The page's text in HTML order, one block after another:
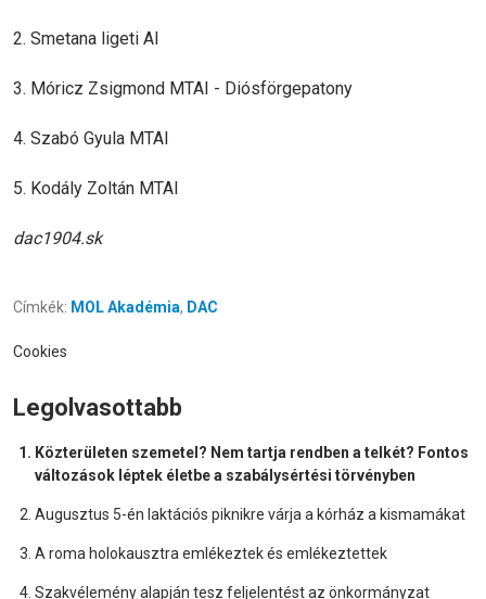
2. Smetana ligeti AI
3. Móricz Zsigmond MTAI - Diósförgepatony
4. Szabó Gyula MTAI
5. Kodály Zoltán MTAI
dac1904.sk
Címkék: MOL Akadémia, DAC
Cookies
Legolvasottabb
Közterületen szemetel? Nem tartja rendben a telkét? Fontos
változások léptek életbe a szabálysértési törvényben
Augusztus 5-én laktációs piknikre várja a kórház a kismamákat
A roma holokausztra emlékeztek és emlékeztettek
Szakvélemény alapján tesz feljelentést az önkormányzat